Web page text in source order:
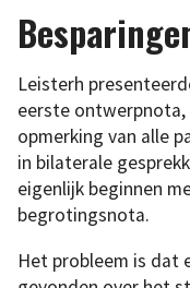
Leisterh
eerste
opmerking van alle
in bilaterale
eigenlijk beginnen
begrotingsnota.
Het probleem is dat